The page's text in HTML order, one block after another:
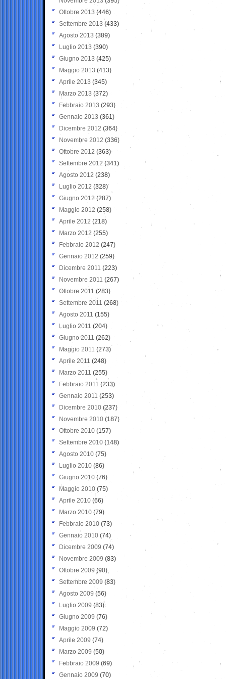
Ottobre 2013 (446)
Settembre 2013 (433)
Agosto 2013 (389)
Luglio 2013 (390)
Giugno 2013 (425)
Maggio 2013 (413)
Aprile 2013 (345)
Marzo 2013 (372)
Febbraio 2013 (293)
Gennaio 2013 (361)
Dicembre 2012 (364)
Novembre 2012 (336)
Ottobre 2012 (363)
Settembre 2012 (341)
Agosto 2012 (238)
Luglio 2012 (328)
Giugno 2012 (287)
Maggio 2012 (258)
Aprile 2012 (218)
Marzo 2012 (255)
Febbraio 2012 (247)
Gennaio 2012 (259)
Dicembre 2011 (223)
Novembre 2011 (267)
Ottobre 2011 (283)
Settembre 2011 (268)
Agosto 2011 (155)
Luglio 2011 (204)
Giugno 2011 (262)
Maggio 2011 (273)
Aprile 2011 (248)
Marzo 2011 (255)
Febbraio 2011 (233)
Gennaio 2011 (253)
Dicembre 2010 (237)
Novembre 2010 (187)
Ottobre 2010 (157)
Settembre 2010 (148)
Agosto 2010 (75)
Luglio 2010 (86)
Giugno 2010 (76)
Maggio 2010 (75)
Aprile 2010 (66)
Marzo 2010 (79)
Febbraio 2010 (73)
Gennaio 2010 (74)
Dicembre 2009 (74)
Novembre 2009 (83)
Ottobre 2009 (90)
Settembre 2009 (83)
Agosto 2009 (56)
Luglio 2009 (83)
Giugno 2009 (76)
Maggio 2009 (72)
Aprile 2009 (74)
Marzo 2009 (50)
Febbraio 2009 (69)
Gennaio 2009 (70)